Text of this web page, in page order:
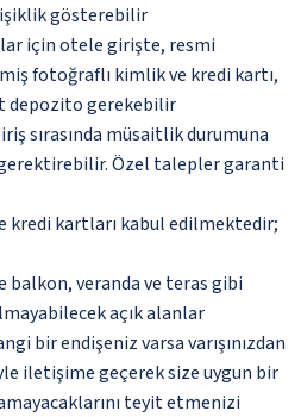
gösterebilir
için otele girişte, resmi
fotoğraflı kimlik ve kredi kartı,
depozito gerekebilir
sırasında müsaitlik durumuna
gerektirebilir. Özel talepler garanti
kredi kartları kabul edilmektedir;
balkon, veranda ve teras gibi
açık alanlar
bir endişeniz varsa varışınızdan
iletişime geçerek size uygun bir
teyit etmenizi